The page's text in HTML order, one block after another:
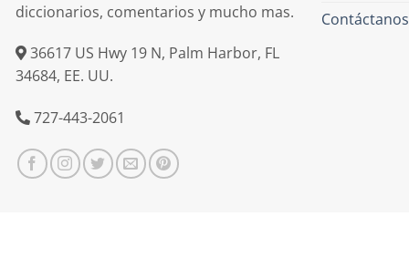
diccionarios, comentarios y mucho mas.
36617 US Hwy 19 N, Palm Harbor, FL
34684, EE. UU.
727-443-2061
Contáctanos